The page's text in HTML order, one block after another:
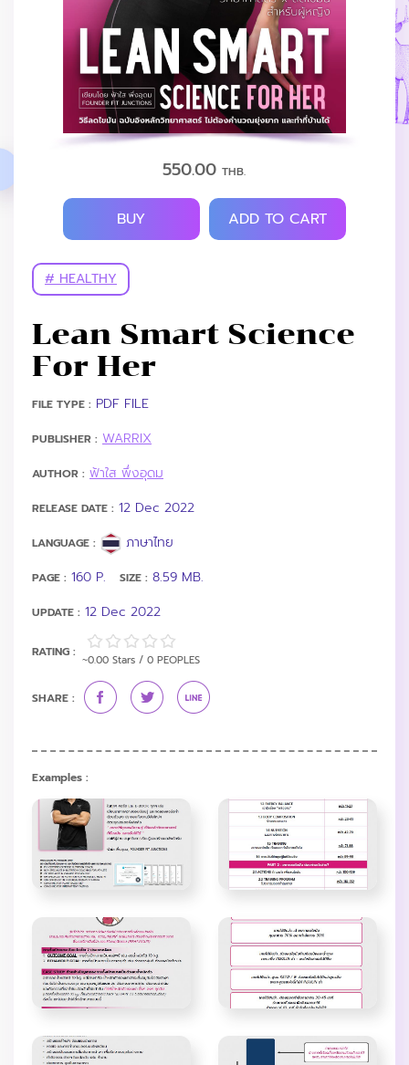
550.00THB.
BUY ADD TO CART
# HEALTHY
Lean Smart Science
For Her
FILE TYPE : PDF FILE
PUBLISHER : WARRIX
AUTHOR : ฟ้าใส พึ่งอุดม
RELEASE DATE : 12 Dec 2022
LANGUAGE : ภาษาไทย
PAGE : 160 P. SIZE : 8.59 MB.
UPDATE : 12 Dec 2022
RATING :
~0.00 Stars / 0 PEOPLES
SHARE :
Examples :